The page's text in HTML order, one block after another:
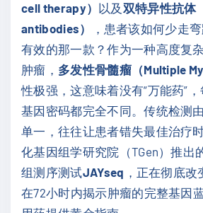
cell therapy） 以及 双特异性抗体
antibodies）
，患者该如何少走
有效的那一款？作为一种高度复
肿瘤， 多发性骨髓瘤（Multiple
性极强，这意味着没有“万能药”
基因密码都完全不同。传统检测
单一，往往让患者错失最佳治疗
化基因组学研究院（TGen）推出
组测序测试JAYseq ，正在彻底
在72小时内揭示肿瘤的完整基因